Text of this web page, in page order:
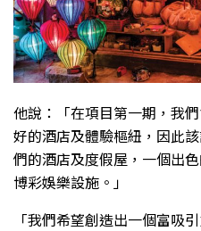
他說：「在項目第一期，我
好的酒店及體驗樞紐，因此
們的酒店及度假屋，一個出
博彩娛樂設施。」
「我們希望創造出一個富吸